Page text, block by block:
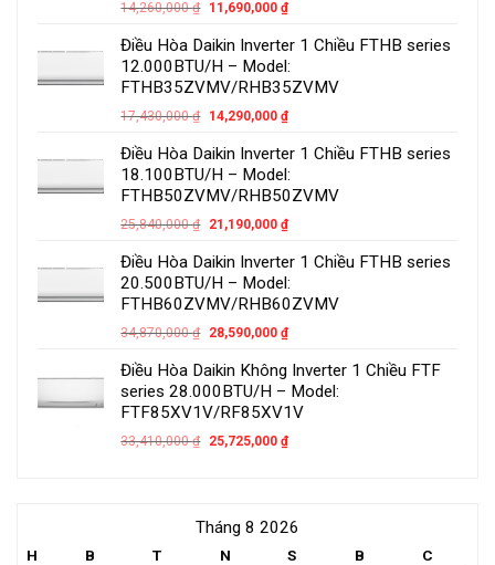
14,260,000₫ 11,690,000 ₫
Điều Hòa Daikin Inverter 1 Chiều FTHB series
12.000BTU/H – Model:
FTHB35ZVMV/RHB35ZVMV
17,430,000₫ 14,290,000 ₫
Điều Hòa Daikin Inverter 1 Chiều FTHB series
18.100BTU/H – Model:
FTHB50ZVMV/RHB50ZVMV
25,840,000₫ 21,190,000 ₫
Điều Hòa Daikin Inverter 1 Chiều FTHB series
20.500BTU/H – Model:
FTHB60ZVMV/RHB60ZVMV
34,870,000₫ 28,590,000 ₫
Điều Hòa Daikin Không Inverter 1 Chiều FTF
series 28.000BTU/H – Model:
FTF85XV1V/RF85XV1V
33,410,000₫ 25,725,000 ₫
Tháng 8 2026
H B T N S B
C